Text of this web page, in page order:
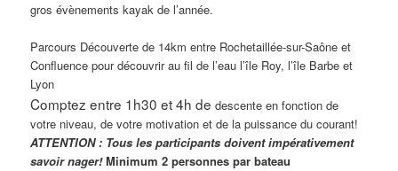
gros évènements kayak de l’année.
Parcours Découverte de 14km entre Rochetaillée-sur-Saône et
Confluence pour découvrir au fil de l’eau l’île Roy, l’île Barbe et
Lyon
Comptez entre 1h30 et 4h dedescente en fonction de
votre niveau, de votre motivation et de la puissance du courant!
ATTENTION : Tous les participants doivent impérativement
savoir nager! Minimum 2 personnes par bateau